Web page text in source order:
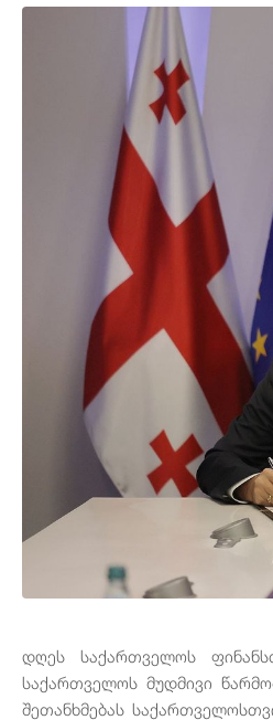
დღეს საქართველოს
საქართველოს მუდმივი
შეთანხმებას